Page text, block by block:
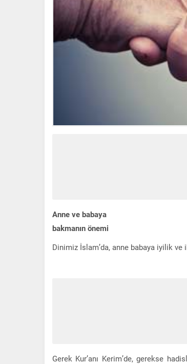
Anne ve babaya
bakmanın önemi
Dinimiz İslam’da, anne babaya iyilik ve
Gerek Kur’anı Kerim’de, gerekse